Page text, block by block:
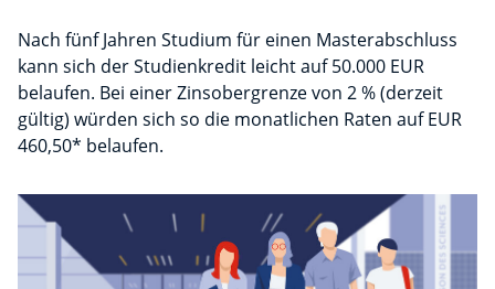
Nach fünf Jahren Studium für einen Masterabschluss
kann sich der Studienkredit leicht auf 50.000 EUR
belaufen. Bei einer Zinsobergrenze von 2 % (derzeit
gültig) würden sich so die monatlichen Raten auf EUR
460,50* belaufen.